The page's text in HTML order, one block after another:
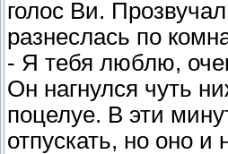
голос Ви.
разнеслась по
- Я тебя люблю,
Он нагнулся чуть
поцелуе. В эти
отпускать, но оно и